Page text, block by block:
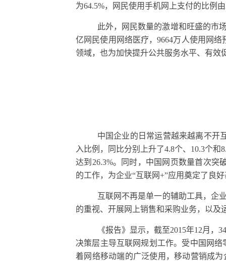
为64.5%，网民使用手机网上支付的比例由
此外，网民数量的激增和旺盛的市
亿网民使用网络医疗，9664万人使用网络
领域，也为加快提升公共服务水平、有效
中国企业的日常运营越来越离不开
入比例，同比分别上升了4.8个、 10.3个和
达到 26.3%。同时，中国网页数量首次突
的工作，为企业“互联网+”应用奠定了良
互联网不再是单一的辅助工具，企
的重视、开展网上销售和采购业务，以及
《报告》显示，截至2015年12月，
决策层主导互联网规划工作。受中国网
着网络移动端的广泛使用，移动营销成